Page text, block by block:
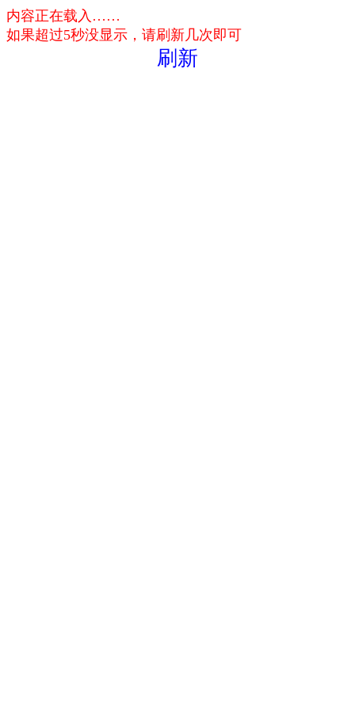
内容正在载入……
如果超过5秒没显示，请刷新几次即可
刷新